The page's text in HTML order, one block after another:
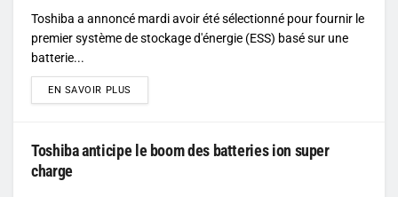
Toshiba a annoncé mardi avoir été sélectionné pour fournir le
premier système de stockage d'énergie (ESS) basé sur une
batterie...
EN SAVOIR PLUS
Toshiba anticipe le boom des batteries ion super
charge